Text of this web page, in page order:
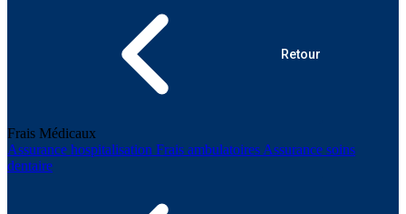
Retour
Frais Médicaux
Assurance hospitalisation Frais ambulatoires Assurance soins
dentaire